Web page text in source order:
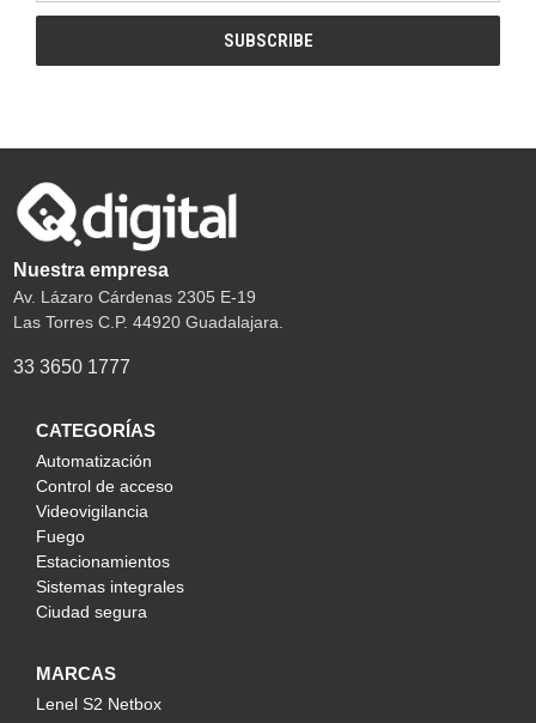
Nuestra empresa
Av. Lázaro Cárdenas 2305 E-19
Las Torres C.P. 44920 Guadalajara.
33 3650 1777
CATEGORÍAS
Automatización
Control de acceso
Videovigilancia
Fuego
Estacionamientos
Sistemas integrales
Ciudad segura
MARCAS
Lenel S2 Netbox